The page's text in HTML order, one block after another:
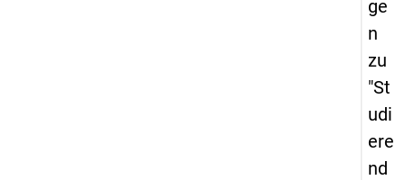
ge
n
zu
"St
udi
ere
nd